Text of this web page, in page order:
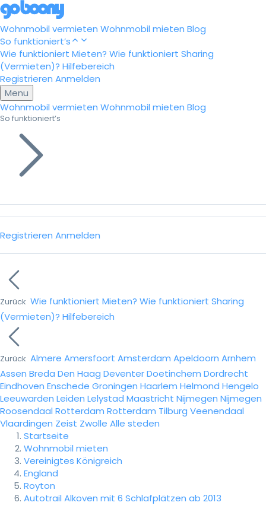
Wohnmobil vermieten Wohnmobil mieten Blog
So funktioniert’s
Wie funktioniert Mieten? Wie funktioniert Sharing
(Vermieten)? Hilfebereich
Registrieren Anmelden
Menu
Wohnmobil vermieten Wohnmobil mieten Blog
So funktioniert’s
Registrieren Anmelden
Zurück Wie funktioniert Mieten? Wie funktioniert Sharing
(Vermieten)? Hilfebereich
Zurück Almere Amersfoort Amsterdam Apeldoorn Arnhem
Assen Breda Den Haag DeventerDoetinchem Dordrecht
Eindhoven Enschede Groningen Haarlem Helmond Hengelo
Leeuwarden Leiden Lelystad Maastricht Nijmegen Nijmegen
Roosendaal Rotterdam Rotterdam Tilburg Veenendaal
Vlaardingen Zeist Zwolle Alle steden
Startseite
Wohnmobil mieten
Vereinigtes Königreich
England
Royton
Autotrail Alkoven mit 6 Schlafplätzen ab 2013